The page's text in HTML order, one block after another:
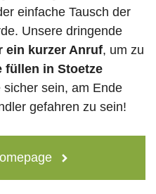
einfache Tausch der
Unsere dringende
ein kurzer Anruf, um zu
füllen in Stoetze
sein, am Ende
gefahren zu sein!